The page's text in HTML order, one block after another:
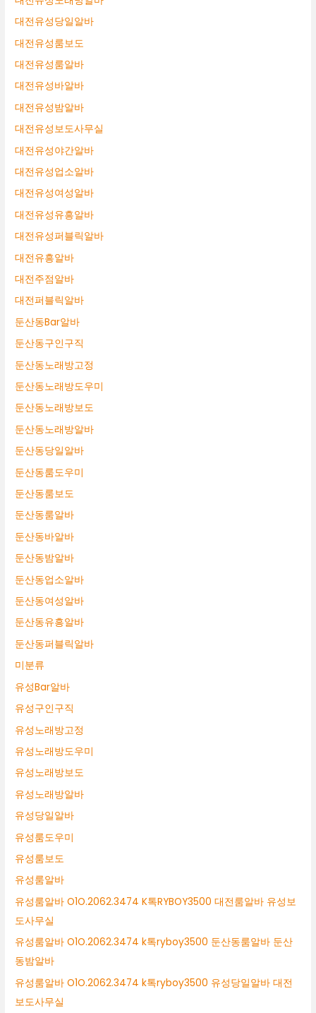
대전유성당일알바
대전유성룸보도
대전유성룸알바
대전유성바알바
대전유성밤알바
대전유성보도사무실
대전유성야간알바
대전유성업소알바
대전유성여성알바
대전유성유흥알바
대전유성퍼블릭알바
대전유흥알바
대전주점알바
대전퍼블릭알바
둔산동Bar알바
둔산동구인구직
둔산동노래방고정
둔산동노래방도우미
둔산동노래방보도
둔산동노래방알바
둔산동당일알바
둔산동룸도우미
둔산동룸보도
둔산동룸알바
둔산동바알바
둔산동밤알바
둔산동업소알바
둔산동여성알바
둔산동유흥알바
둔산동퍼블릭알바
미분류
유성Bar알바
유성구인구직
유성노래방고정
유성노래방도우미
유성노래방보도
유성노래방알바
유성당일알바
유성룸도우미
유성룸보도
유성룸알바
유성룸알바 O1O.2062.3474 K톡RYBOY3500 대전룸알바 유성보
도사무실
유성룸알바 O1O.2062.3474 k톡ryboy3500 둔산동룸알바 둔산
동밤알바
유성룸알바 O1O.2062.3474 k톡ryboy3500 유성당일알바 대전
보도사무실